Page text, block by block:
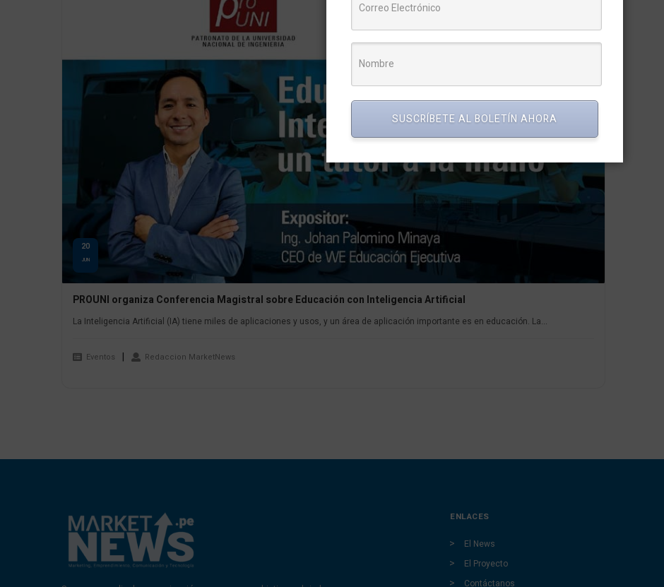
20
JUN
PROUNI organiza Conferencia Magistral sobre Educación con Inteligencia Artificial
La Inteligencia Artificial (IA) tiene miles de aplicaciones y usos, y un área de aplicación importante es en educación. La...
Eventos Redaccion MarketNews
ENLACES
El News
El Proyecto
Contáctanos
SUSCRÍBETE AL BOLETÍN AHORA